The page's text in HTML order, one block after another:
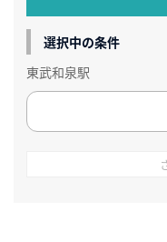
選択中の条件
東武和泉駅